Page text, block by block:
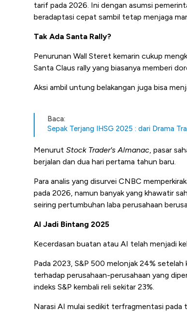
tarif pada 2026. Ini dengan asumsi
beradaptasi cepat sambil tetap menjaga
Tak Ada Santa Rally?
Penurunan Wall Steret kemarin cukup
Santa Claus rally yang biasanya memberi
Aksi ambil untung belakangan juga bisa
Baca:
Sepak Terjang IHSG 2025 : dari Drama
Menurut Stock Trader's Almanac, pasar
berjalan dan dua hari pertama tahun baru.
Para analis yang disurvei CNBC
pada 2026, namun banyak yang khawatir
seiring pertumbuhan laba perusahaan
AI Jadi Bintang 2025
Kecerdasan buatan atau AI telah menjadi
Pada 2023, S&P 500 melonjak 24%
terhadap perusahaan-perusahaan yang
indeks S&P kembali reli sekitar 23%.
Narasi AI mulai sedikit terfragmentasi pada